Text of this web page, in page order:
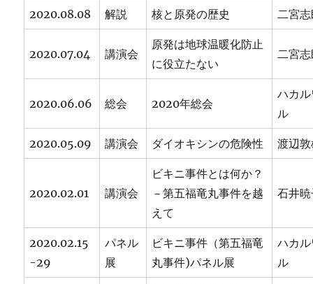
2020.08.08 解説 核と原発の歴史 二宮
2020.07.04 講演会
原発は地球温暖化防止
に役立たない
二宮
2020.06.06 総会 2020年総会
ハカ
ル
2020.05.09 講演会 ダイオキシンの危険性 渡辺
2020.02.01 講演会
ビキニ事件とは何か？
－第五福竜丸事件を越
えて
石井
2020.02.15
-29
パネル
展
ビキニ事件（第五福竜
丸事件)パネル展
ハカ
ル